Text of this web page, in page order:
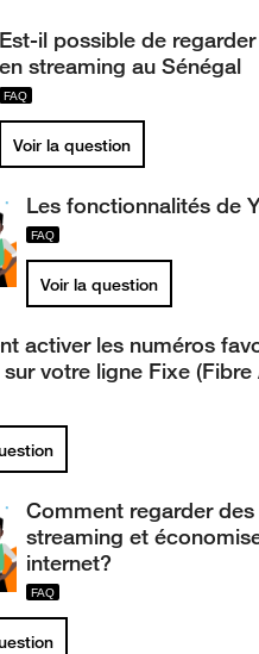
Est-il possible de
en streaming au Sénégal
Voir la question
Les fonctionnalités de
Voir la question
activer les numéros
votre ligne Fixe (Fibre
Comment regarder
streaming et
internet?